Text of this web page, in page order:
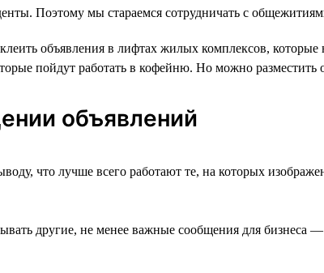
Поэтому мы стараемся сотрудничать с
объявления в лифтах жилых комплексов,
пойдут работать в кофейню. Но можно
объявлений
что лучше всего работают те, на которых
другие, не менее важные сообщения для